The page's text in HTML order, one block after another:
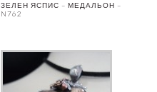
ЗЕЛЕН ЯСПИС – МЕДАЛЬОН –
N762